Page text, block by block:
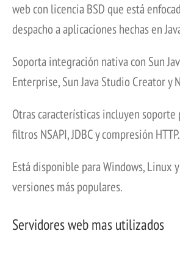
web con licencia BSD que está
despacho a aplicaciones hechas en
Soporta integración nativa con Sun
Enterprise, Sun Java Studio Creator y
Otras características incluyen soporte
filtros NSAPI, JDBC y compresión HTTP.
Está disponible para Windows, Linux
versiones más populares.
Servidores web mas utilizados